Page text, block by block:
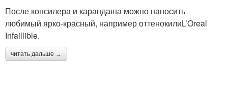
После консилера и карандаша можно наносить
любимый ярко-красный, например оттенокилиL’Oreal
Infaillible.
читать дальше →